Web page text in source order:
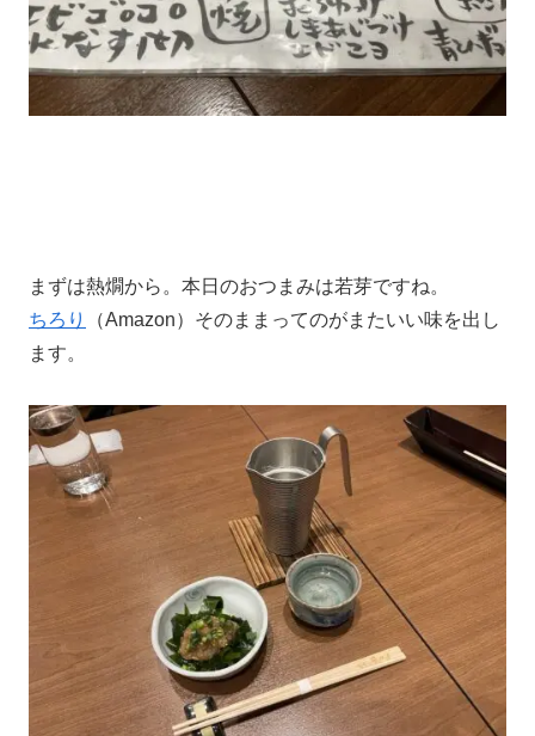
まずは熱燗から。本日のおつまみは若芽ですね。
ちろり
（Amazon）そのままってのがまたいい味を出し
ます。